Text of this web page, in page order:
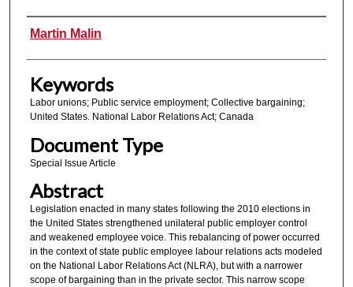
Authors
Martin Malin
Keywords
Labor unions; Public service employment; Collective bargaining;
United States. National Labor Relations Act; Canada
Document Type
Special Issue Article
Abstract
Legislation enacted in many states following the 2010 elections in
the United States strengthened unilateral public employer control
and weakened employee voice. This rebalancing of power occurred
in the context of state public employee labour relations acts modeled
on the National Labor Relations Act (NLRA), but with a narrower
scope of bargaining than in the private sector. This narrow scope